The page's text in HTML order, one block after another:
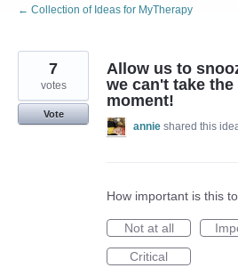
← Collection of Ideas for MyTherapy
Allow us to
we can't take
moment!
7
votes
Vote
annie shared this
How important is this
Not at all
Critical